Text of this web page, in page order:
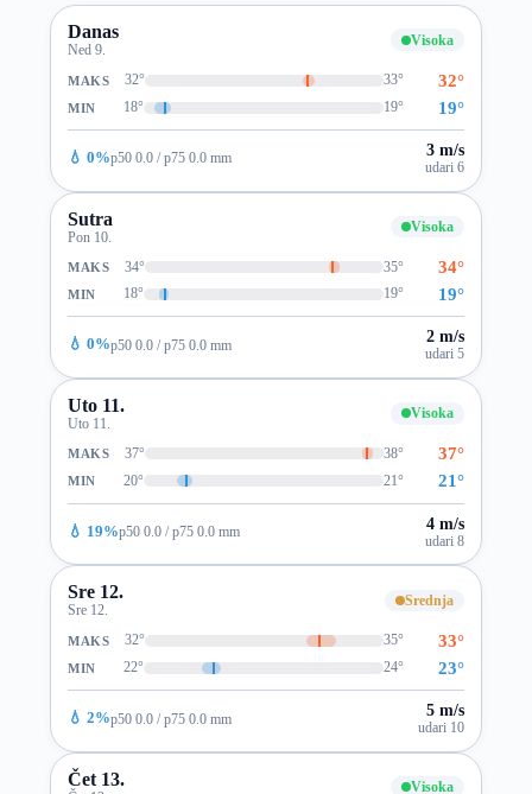
Danas
Ned 9.
Visoka
MAKS 32° 33° 32°
MIN 18° 19° 19°
💧 0%p50 0.0 / p75 0.0 mm 3 m/s
udari 6
Sutra
Pon 10.
Visoka
MAKS 34° 35° 34°
MIN 18° 19° 19°
💧 0%p50 0.0 / p75 0.0 mm 2 m/s
udari 5
Uto 11.
Uto 11.
Visoka
MAKS 37° 38° 37°
MIN 20° 21° 21°
💧 19%p50 0.0 / p75 0.0 mm 4 m/s
udari 8
Sre 12.
Sre 12.
Srednja
MAKS 32° 35° 33°
MIN 22° 24° 23°
💧 2%p50 0.0 / p75 0.0 mm 5 m/s
udari 10
Čet 13. Visoka